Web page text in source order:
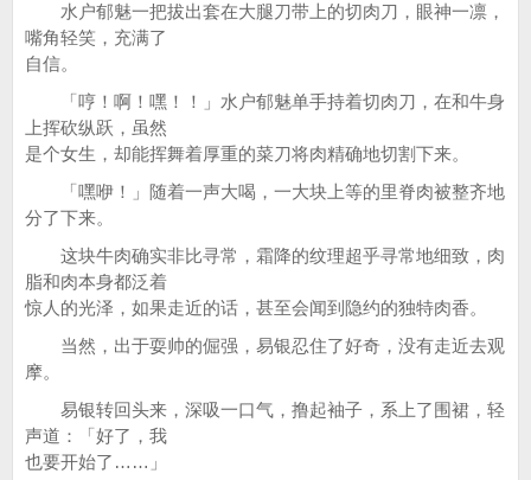
水户郁魅一把拔出套在大腿刀带上的切肉刀，眼神一凛，
嘴角轻笑，充满了
自信。
「哼！啊！嘿！！」水户郁魅单手持着切肉刀，在和牛身
上挥砍纵跃，虽然
是个女生，却能挥舞着厚重的菜刀将肉精确地切割下来。
「嘿咿！」随着一声大喝，一大块上等的里脊肉被整齐地
分了下来。
这块牛肉确实非比寻常，霜降的纹理超乎寻常地细致，肉
脂和肉本身都泛着
惊人的光泽，如果走近的话，甚至会闻到隐约的独特肉香。
当然，出于耍帅的倔强，易银忍住了好奇，没有走近去观
摩。
易银转回头来，深吸一口气，撸起袖子，系上了围裙，轻
声道：「好了，我
也要开始了……」